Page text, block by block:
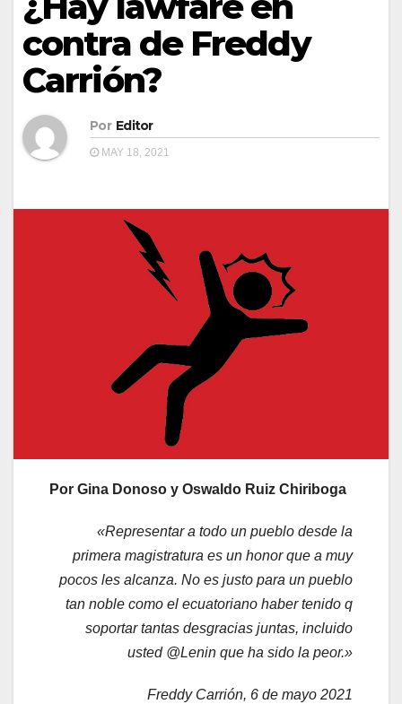
contra de Freddy
Carrión?
Por Editor
MAY 18, 2021
Por Gina Donoso y Oswaldo Ruiz Chiriboga
«Representar a todo un pueblo desde la
primera magistratura es un honor que a muy
pocos les alcanza. No es justo para un pueblo
tan noble como el ecuatoriano haber tenido q
soportar tantas desgracias juntas, incluido
usted @Lenin que ha sido la peor.»
Freddy Carrión, 6 de mayo 2021